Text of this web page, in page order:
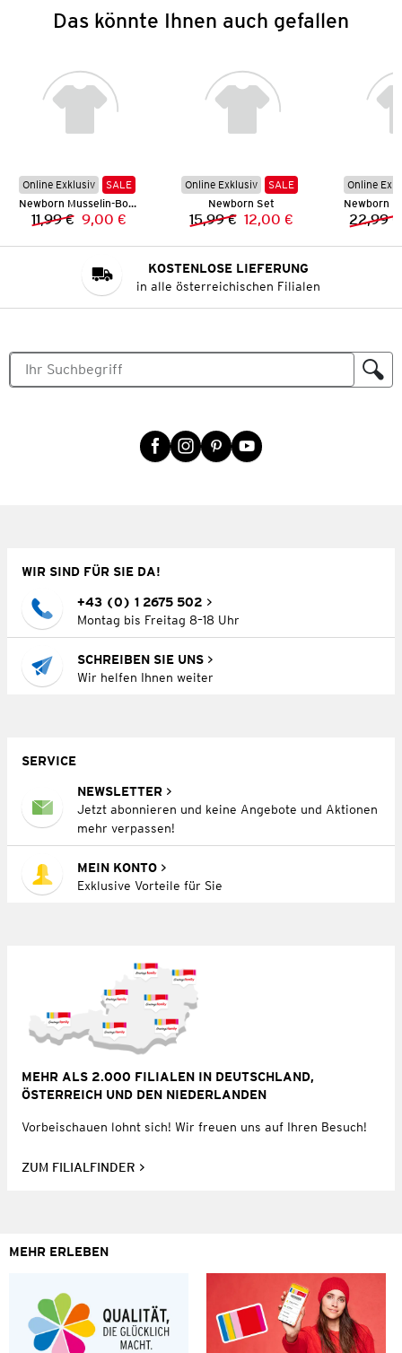
Das könnte Ihnen auch gefallen
Online Exklusiv
SALE
Newborn Musselin-Body
Vorheriger Preis:
11,99 € Neuer Preis:
9,00 €
Online Exklusiv
SALE
Newborn Set
Vorheriger Preis:
15,99 € Neuer Preis:
12,00 €
Online
22,99 €
KOSTENLOSE LIEFERUNG
in alle österreichischen Filialen
WIR SIND FÜR SIE DA!
+43 (0) 1 2675 502
Montag bis Freitag 8–18 Uhr
SCHREIBEN SIE UNS
Wir helfen Ihnen weiter
SERVICE
NEWSLETTER
Jetzt abonnieren und keine Angebote und Aktionen
mehr verpassen!
MEIN KONTO
Exklusive Vorteile für Sie
MEHR ALS 2.000 FILIALEN IN DEUTSCHLAND,
ÖSTERREICH UND DEN NIEDERLANDEN
Vorbeischauen lohnt sich! Wir freuen uns auf Ihren Besuch!
ZUM FILIALFINDER
MEHR ERLEBEN